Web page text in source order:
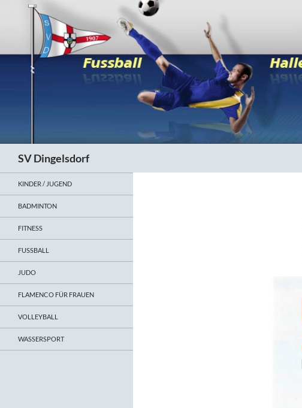
SV Dingelsdorf
KINDER / JUGEND
BADMINTON
FITNESS
FUSSBALL
JUDO
FLAMENCO FÜR FRAUEN
VOLLEYBALL
WASSERSPORT